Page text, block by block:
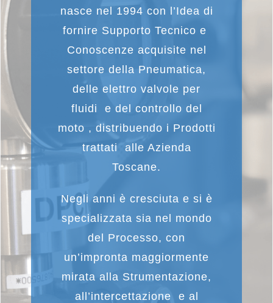
nasce nel 1994 con l’Idea di
fornire Supporto Tecnico e
Conoscenze acquisite nel
settore della Pneumatica,
delle elettro valvole per
fluidi e del controllo del
moto , distribuendo i Prodotti
trattati alle Azienda
Toscane.
Negli anni è cresciuta e si è
specializzata sia nel mondo
del Processo, con
un’impronta maggiormente
mirata alla Strumentazione,
all’intercettazione e al